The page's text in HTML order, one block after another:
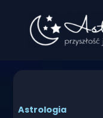
Astrologia